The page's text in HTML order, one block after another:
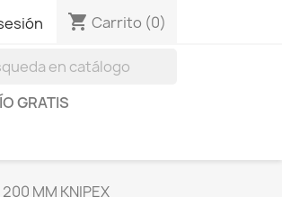
shopping_cart Carrito (0)
GRATIS
MM KNIPEX